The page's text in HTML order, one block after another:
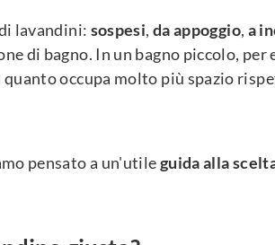
lavandini: sospesi, da appoggio, a
di bagno. In un bagno piccolo,
occupa molto più spazio
pensato a un'utileguida alla